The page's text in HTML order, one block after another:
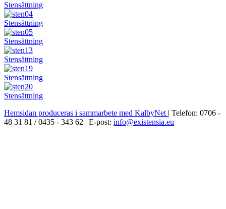
Stensättning
Stensättning
Stensättning
Stensättning
Stensättning
Stensättning
Hemsidan produceras i sammarbete med KalbyNet | Telefon: 0706 -
48 31 81 / 0435 - 343 62 | E-post: info@existensia.eu